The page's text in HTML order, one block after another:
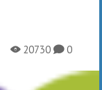
X20730K0